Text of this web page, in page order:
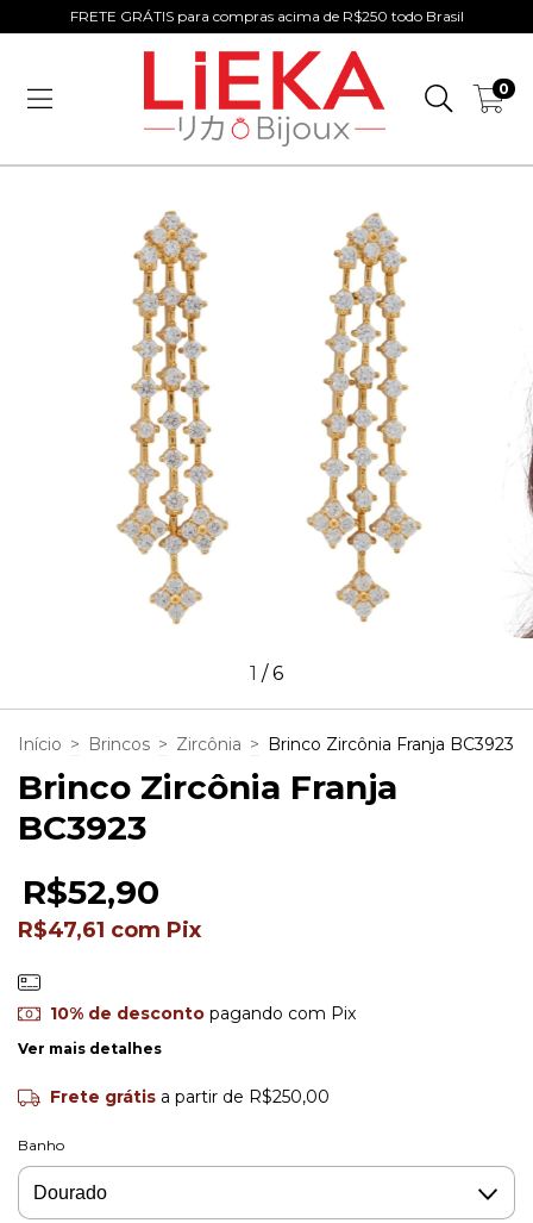
FRETE GRÁTIS para compras acima de R$250 todo Brasil
0
1 /6
Início > Brincos > Zircônia > Brinco Zircônia Franja BC3923
Brinco Zircônia Franja
BC3923
R$52,90
R$47,61 com Pix
10% de descontopagando com Pix
Ver mais detalhes
Frete grátis a partir de R$250,00
Banho